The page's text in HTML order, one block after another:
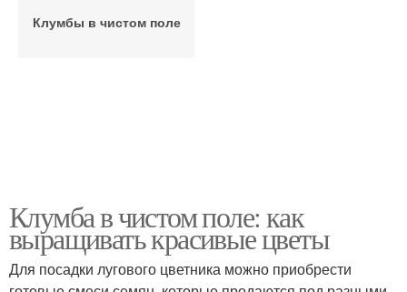
Клумбы в чистом поле
Клумба в чистом поле: как
выращивать красивые цветы
Для посадки лугового цветника можно приобрести